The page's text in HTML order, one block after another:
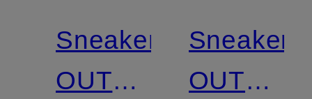
Sneaker
OUT
Sneaker
OUT